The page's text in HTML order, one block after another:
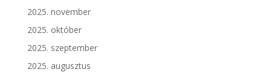
2025. november
2025. október
2025. szeptember
2025. augusztus